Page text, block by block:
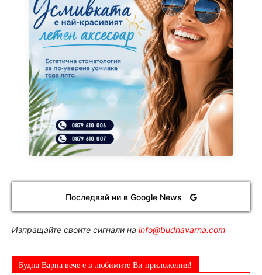
Последвай ни в Google News
Изпращайте своите сигнали на info@budnavarna.com
Будна Варна вече е в любимите Ви приложения!